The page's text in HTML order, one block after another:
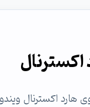
اکسترنال ویندوز